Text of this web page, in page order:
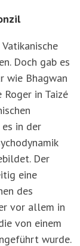
Doch gab es
wie Bhagwan
in Taizé
in der
Der
eine
des
vor allem in
von einem
wurde.